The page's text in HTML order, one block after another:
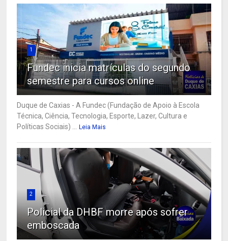
1
Fundec inicia matrículas do segundo
semestre para cursos online
Duque de Caxias - A Fundec (Fundação de Apoio à Escola
Técnica, Ciência, Tecnologia, Esporte, Lazer, Cultura e
Políticas Sociais) ...
Leia Mais
2
Policial da DHBF morre após sofrer
emboscada